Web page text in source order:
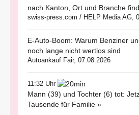
nach Kanton, Ort und Branche
swiss-press.com / HELP Media AG,
E-Auto-Boom: Warum Benziner
noch lange nicht wertlos sind
Autoankauf Fair, 07.08.2026
11:32 Uhr
Mann (39) und Tochter (6) tot:
Tausende für Familie »